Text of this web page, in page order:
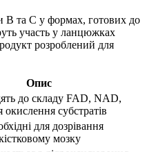
B та C у формах, готових до
участь у ланцюжках
розроблений для
Опис
до складу FAD, NAD,
субстратів
для дозрівання
мозку